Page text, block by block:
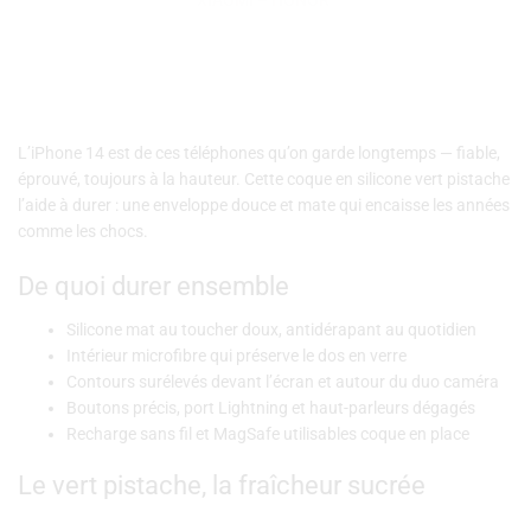
L’iPhone 14 est de ces téléphones qu’on garde longtemps — fiable,
éprouvé, toujours à la hauteur. Cette coque en silicone vert pistache
l’aide à durer : une enveloppe douce et mate qui encaisse les années
comme les chocs.
De quoi durer ensemble
Silicone mat au toucher doux, antidérapant au quotidien
Intérieur microfibre qui préserve le dos en verre
Contours surélevés devant l’écran et autour du duo caméra
Boutons précis, port Lightning et haut-parleurs dégagés
Recharge sans fil et MagSafe utilisables coque en place
Le vert pistache, la fraîcheur sucrée